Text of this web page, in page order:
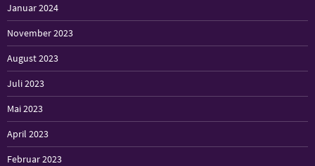
Januar 2024
November 2023
August 2023
Juli 2023
Mai 2023
April 2023
Februar 2023